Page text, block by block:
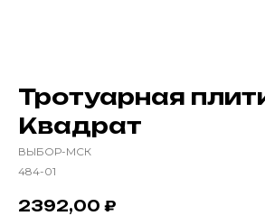
Тротуарная
Квадрат
ВЫБОР-МСК
484-01
2392,00 ₽